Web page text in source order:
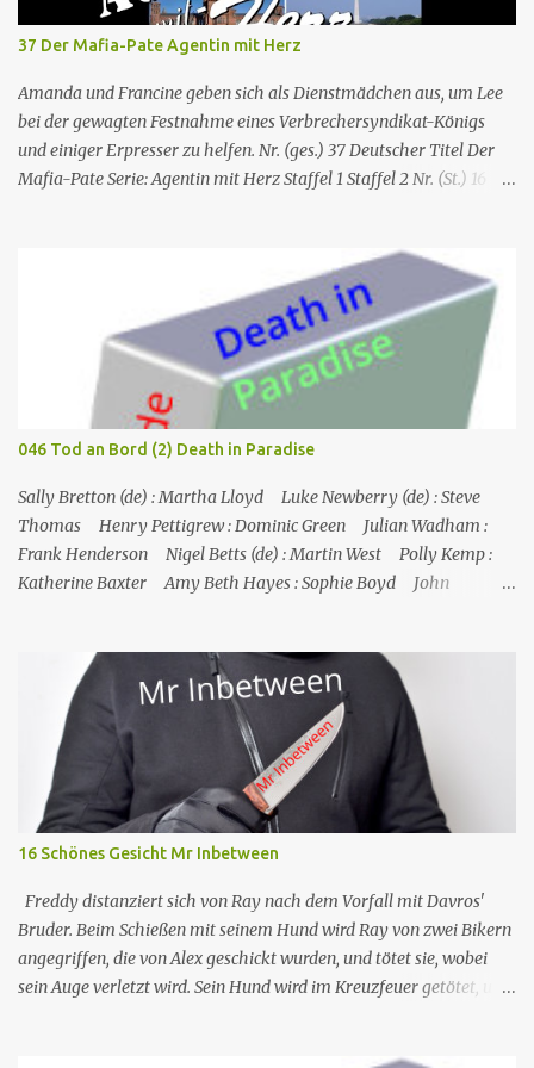
37 Der Mafia-Pate Agentin mit Herz
Amanda und Francine geben sich als Dienstmädchen aus, um Lee
bei der gewagten Festnahme eines Verbrechersyndikat-Königs
und einiger Erpresser zu helfen. Nr. (ges.) 37 Deutscher Titel Der
Mafia-Pate Serie: Agentin mit Herz Staffel 1 Staffel 2 Nr. (St.) 16
Mackenzie Buch Stephen Hattman Serieninfos: In dem Pilot der
Serie wird Amanda King , eine geschiedene Hausfrau und Mutter
von zwei Söhnen, als freie Mitarbeiterin eines kleinen US-
amerikanischen Geheimdienstes angeworben. Dort arbeitet sie als
Agentin an der Seite von Lee Stetson , Tarnname „Scarecrow“ (engl.
für Vogelscheuche), den sie am Ende der vierten und letzten Staffel
heiratet. Obwohl nur als Bürohilfskraft beschäftigt, wird sie
immer wieder in Undercover-Operationen verwickelt. Zunächst
unabsichtlich, dann mit Billigung ihrer Vorgesetzten, später –
nach einschlägigen Fortbildun...
046 Tod an Bord (2) Death in Paradise
Sally Bretton (de) : Martha Lloyd Luke Newberry (de) : Steve
Thomas Henry Pettigrew : Dominic Green Julian Wadham :
Frank Henderson Nigel Betts (de) : Martin West Polly Kemp :
Katherine Baxter Amy Beth Hayes : Sophie Boyd John
Büro war verschlossen, und Steve musste sie mit einem
Feuerlöscher gewaltsam öffnen. Im St. Marie's gesteht Sophie JP,
dass Tom auch mit dem Schmuggel von Rum Geld verdient hat,
was aber nicht mit seinem Tod zusammenzuhängen scheint.
Henderson starb an einer Schusswunde, die Waffe liegt neben der
Leiche, es sieht nach Selbstmord aus, außerdem fehlt einer seiner
Zwillinge, was darauf hindeutet, dass der fehlende Zwilling
Henderson ihn getötet und sich da...
16 Schönes Gesicht Mr Inbetween
Freddy distanziert sich von Ray nach dem Vorfall mit Davros'
Bruder. Beim Schießen mit seinem Hund wird Ray von zwei Bikern
angegriffen, die von Alex geschickt wurden, und tötet sie, wobei
sein Auge verletzt wird. Sein Hund wird im Kreuzfeuer getötet, und